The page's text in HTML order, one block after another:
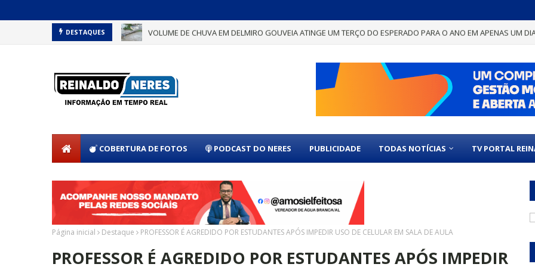
DESTAQUES VOLUME DE CHUVA EM DELMIRO GOUVEIA ATINGE UM TERÇO DO ESPERADO PARA O ANO EM APENAS UM
COBERTURA DE FOTOS PODCAST DO NERES PUBLICIDADE TODAS NOTÍCIAS TV PORTAL
Página inicial Destaque PROFESSOR É AGREDIDO POR ESTUDANTES APÓS IMPEDIR USO DE CELULAR EM SALA DE AULA
PROFESSOR É AGREDIDO POR ESTUDANTES APÓS IMPEDIR